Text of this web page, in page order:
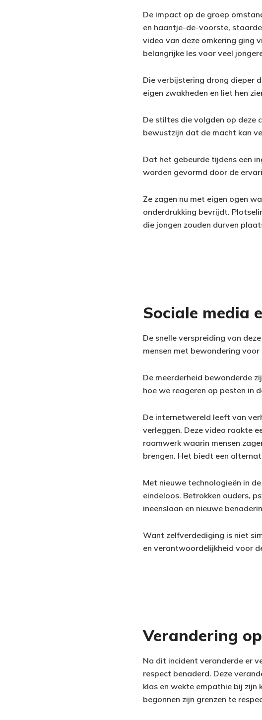
De impact op de groep
en haantje-de-voorste,
video van deze omkering ging
belangrijke les voor veel
Die verbijstering drong dieper
eigen zwakheden en liet hen
De stiltes die volgden op deze
bewustzijn dat de macht kan
Dat het gebeurde tijdens een
worden gevormd door de
Ze zagen nu met eigen ogen
onderdrukking bevrijdt.
die jongen zouden durven
Sociale media
De snelle verspreiding van
mensen met bewondering
De meerderheid bewonderde
hoe we reageren op pesten in
De internetwereld leeft van
verleggen. Deze video raakte
raamwerk waarin mensen
brengen. Het biedt een
Met nieuwe technologieën in
eindeloos. Betrokken ouders,
ineenslaan en nieuwe
Want zelfverdediging is niet
en verantwoordelijkheid voor
Verandering
Na dit incident veranderde er
respect benaderd. Deze
klas en wekte empathie bij zijn
begonnen zijn grenzen te